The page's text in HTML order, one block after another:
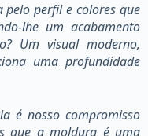
pelo perfil e colores que
lhe um acabamento
Um visual moderno,
uma profundidade
é nosso compromisso
que a moldura é uma